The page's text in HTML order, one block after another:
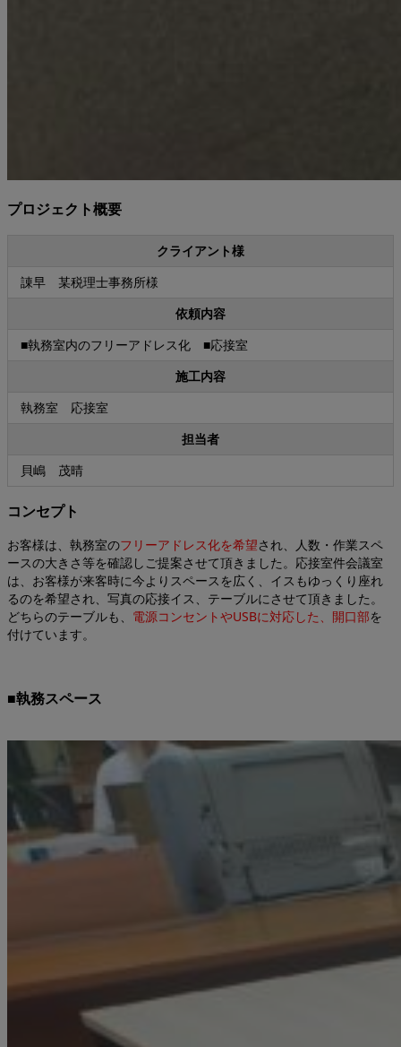
プロジェクト概要
クライアント様
諌早 某税理士事務所様
依頼内容
■執務室内のフリーアドレス化 ■応接室
施工内容
執務室 応接室
担当者
貝嶋 茂晴
コンセプト
お客様は、執務室のフリーアドレス化を希望され、人数・作業スペ
ースの大きさ等を確認しご提案させて頂きました。応接室件会議室
は、お客様が来客時に今よりスペースを広く、イスもゆっくり座れ
るのを希望され、写真の応接イス、テーブルにさせて頂きました。
どちらのテーブルも、 電源コンセントやUSBに対応した、開口部を
付けています。
■執務スペース